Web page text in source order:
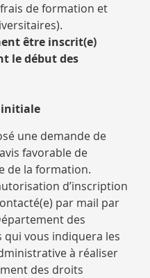
de formation et
être inscrit(e)
le début des
une demande de
favorable de
de la formation.
d’inscription
par mail par
des
qui vous indiquera les
à réaliser
des droits